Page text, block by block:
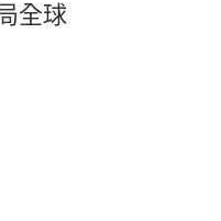
全球